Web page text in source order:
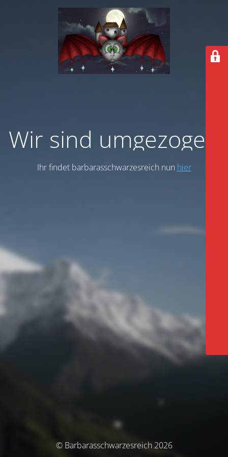
Wir sind umgezogen
Ihr findet barbarasschwarzesreich nun hier
© Barbarasschwarzesreich 2026